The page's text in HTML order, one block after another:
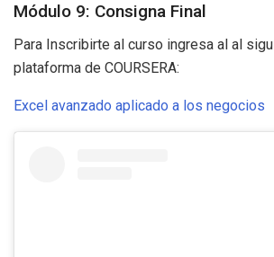
Módulo 9: Consigna Final
Para Inscribirte al curso ingresa al al
plataforma de COURSERA:
Excel avanzado aplicado a los negocios